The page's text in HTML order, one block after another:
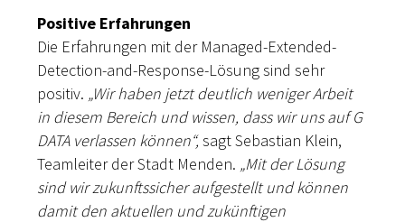
Positive Erfahrungen
Die Erfahrungen mit der Managed-Extended-
Detection-and-Response-Lösung sind sehr
positiv. „Wir haben jetzt deutlich weniger Arbeit
in diesem Bereich und wissen, dass wir uns auf G
DATA verlassen können“,sagt Sebastian Klein,
Teamleiter der Stadt Menden. „Mit der Lösung
sind wir zukunftssicher aufgestellt und können
damit den aktuellen und zukünftigen